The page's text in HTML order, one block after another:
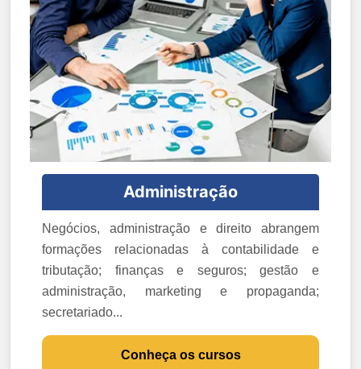
Administração
Negócios, administração e direito abrangem
formações relacionadas à contabilidade e
tributação; finanças e seguros; gestão e
administração, marketing e propaganda;
secretariado...
Conheça os cursos